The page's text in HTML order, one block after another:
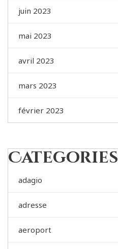
juin 2023
mai 2023
avril 2023
mars 2023
février 2023
Categories
adagio
adresse
aeroport